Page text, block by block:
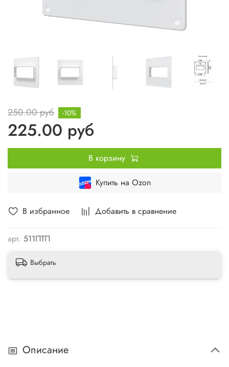
В избранное Добавить в сравнение
арт. 511ПТП
250.00 руб
225.00 руб
-10%
В корзину
Купить на Ozon
Выбрать
Описание